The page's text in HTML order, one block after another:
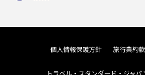
個人情報保護方針 旅行業約